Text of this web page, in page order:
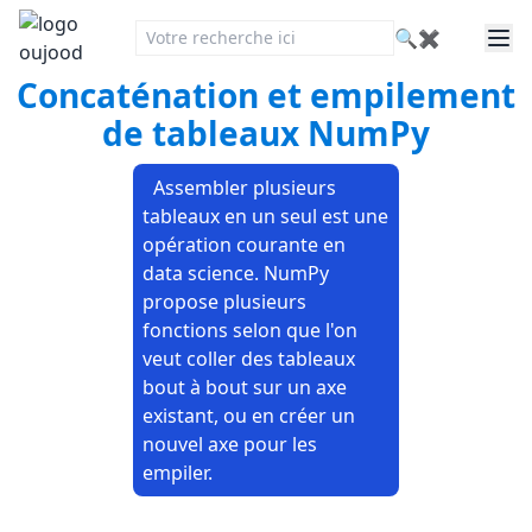
🔍 ✖
Concaténation et empilement
de tableaux NumPy
Assembler plusieurs
tableaux en un seul est une
opération courante en
data science. NumPy
propose plusieurs
fonctions selon que l'on
veut coller des tableaux
bout à bout sur un axe
existant, ou en créer un
nouvel axe pour les
empiler.